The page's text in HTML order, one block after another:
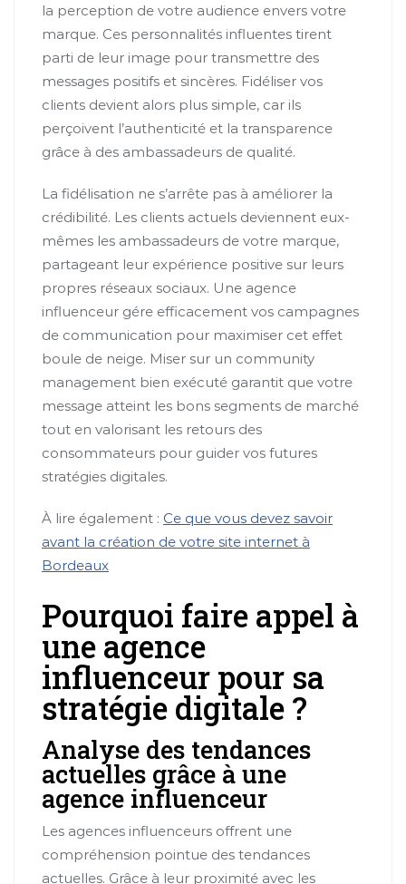
la perception de votre audience envers votre
marque. Ces personnalités influentes tirent
parti de leur image pour transmettre des
messages positifs et sincères. Fidéliser vos
clients devient alors plus simple, car ils
perçoivent l’authenticité et la transparence
grâce à des ambassadeurs de qualité.
La fidélisation ne s’arrête pas à améliorer la
crédibilité. Les clients actuels deviennent eux-
mêmes les ambassadeurs de votre marque,
partageant leur expérience positive sur leurs
propres réseaux sociaux. Une agence
influenceur gére efficacement vos campagnes
de communication pour maximiser cet effet
boule de neige. Miser sur un community
management bien exécuté garantit que votre
message atteint les bons segments de marché
tout en valorisant les retours des
consommateurs pour guider vos futures
stratégies digitales.
À lire également : Ce que vous devez savoir
avant la création de votre site internet à
Bordeaux
Pourquoi faire appel à
une agence
influenceur pour sa
stratégie digitale ?
Analyse des tendances
actuelles grâce à une
agence influenceur
Les agences influenceurs offrent une
compréhension pointue des tendances
actuelles. Grâce à leur proximité avec les